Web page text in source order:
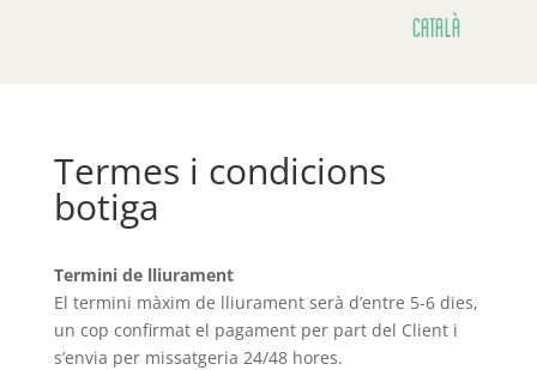
Català
Termes i condicions
botiga
Termini de lliurament
El termini màxim de lliurament serà d’entre 5-6 dies,
un cop confirmat el pagament per part del Client i
s’envia per missatgeria 24/48 hores.